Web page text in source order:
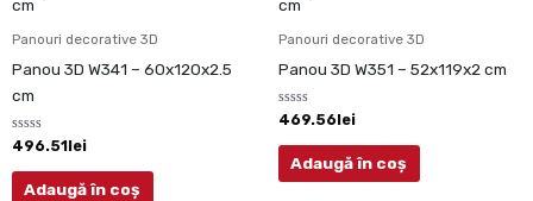
Panouri decorative 3D
Panou 3D W341 – 60x120x2.5
cm
Evaluat
0
din
496.51lei
Adaugă în coș
Panouri decorative 3D
Panou 3D W351 – 52x119x2 cm
Evaluat
0
din
469.56lei
Adaugă în coș